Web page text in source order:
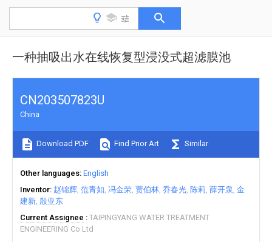
一种抽吸出水在线恢复型浸没式超滤膜池
CN203507823U
China
Download PDF Find Prior Art Similar
Other languages English
Inventor 赵锦辉 范青如 冯金荣 贾伯林 乔春光 陈莉 薛开泉 金
建新 殷亚东
Current Assignee
TAIPINGYANG WATER TREATMENT
ENGINEERING Co Ltd